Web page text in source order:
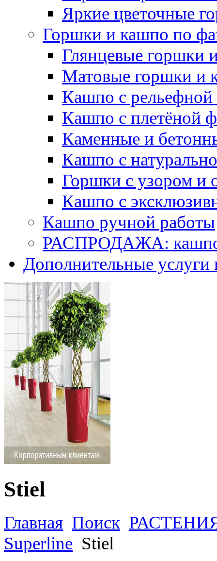
Яркие цветочные
Горшки и кашпо по
Глянцевые горшки
Матовые горшки и
Кашпо с рельефной
Кашпо с плетёной
Каменные и
Кашпо с
Горшки с узором и
Кашпо с
Кашпо ручной работы
РАСПРОДАЖА: кашпо
Дополнительные услуги
Stiel
Главная Поиск
Superline Stiel